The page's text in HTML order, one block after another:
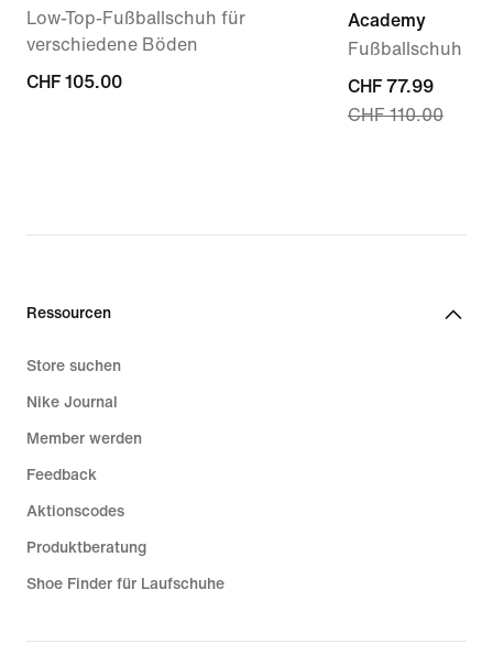
Low-Top-Fußballschuh für
verschiedene Böden
CHF 105.00
CHF 105.00
Academy
Fußballschuh
current
price
CHF 110.00
CHF 77.99
CHF 110.00
Ressourcen
Store suchen
Nike Journal
Member werden
Feedback
Aktionscodes
Produktberatung
Shoe Finder für Laufschuhe